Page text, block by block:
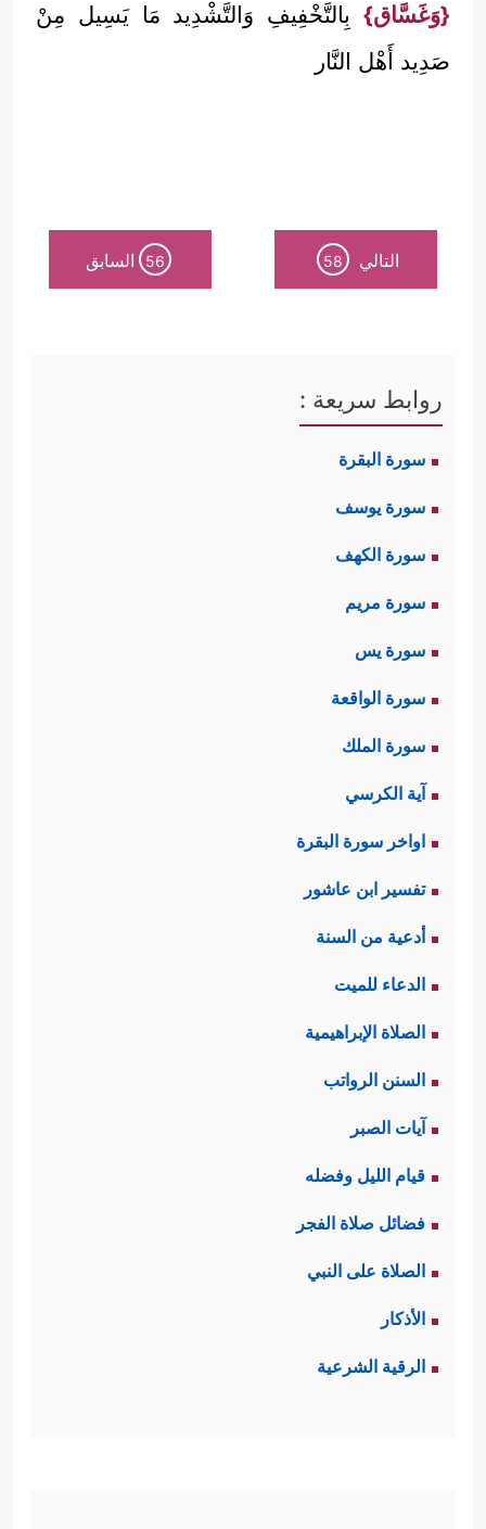
{وَغَسَّاق} بِالتَّخْفِيفِ وَالتَّشْدِيد مَا يَسِيل مِنْ
صَدِيد أَهْل النَّار
التالي 58
56 السابق
روابط سريعة :
سورة البقرة
سورة يوسف
سورة الكهف
سورة مريم
سورة يس
سورة الواقعة
سورة الملك
آية الكرسي
اواخر سورة البقرة
تفسير ابن عاشور
أدعية من السنة
الدعاء للميت
الصلاة الإبراهيمية
السنن الرواتب
آيات الصبر
قيام الليل وفضله
فضائل صلاة الفجر
الصلاة على النبي
الأذكار
الرقية الشرعية